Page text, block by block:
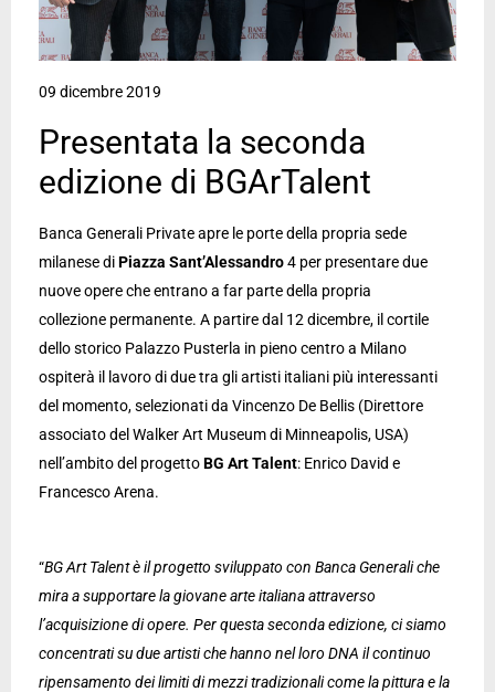
09 dicembre 2019
Presentata la seconda
edizione di BGArTalent
Banca Generali Private apre le porte della propria sede
milanese diPiazza Sant’Alessandro4 per presentare due
nuove opere che entrano a far parte della propria
collezione permanente. A partire dal 12 dicembre, il cortile
dello storico Palazzo Pusterla in pieno centro a Milano
ospiterà il lavoro di due tra gli artisti italiani più interessanti
del momento, selezionati da Vincenzo De Bellis (Direttore
associato del Walker Art Museum di Minneapolis, USA)
nell’ambito del progettoBG Art Talent: Enrico David e
Francesco Arena.
“BG Art Talent è il progetto sviluppato con Banca Generali che
mira a supportare la giovane arte italiana attraverso
l’acquisizione di opere. Per questa seconda edizione, ci siamo
concentrati su due artisti che hanno nel loro DNA il continuo
ripensamento dei limiti di mezzi tradizionali come la pittura e la